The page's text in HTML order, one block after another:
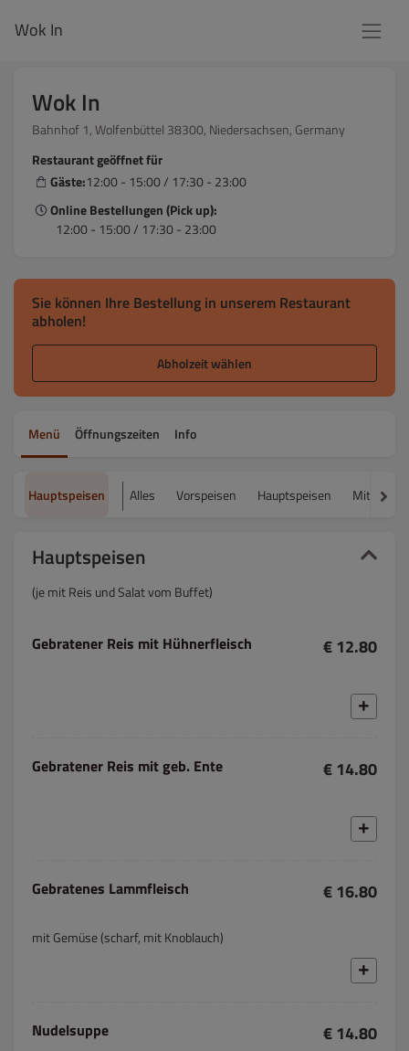
Wok In
Wok In
Bahnhof 1, Wolfenbüttel 38300, Niedersachsen, Germany
Restaurant geöffnet für
Gäste:12:00 - 15:00 / 17:30 - 23:00
Online Bestellungen (Pick up):
12:00 - 15:00 / 17:30 - 23:00
Sie können Ihre Bestellung in unserem Restaurant
abholen!
Abholzeit wählen
Menü Öffnungszeiten Info
Hauptspeisen Alles Vorspeisen Hauptspeisen
Hauptspeisen
(je mit Reis und Salat vom Buffet)
Gebratener Reis mit Hühnerfleisch € 12.80
Gebratener Reis mit geb. Ente € 14.80
Gebratenes Lammfleisch € 16.80
mit Gemüse (scharf, mit Knoblauch)
Nudelsuppe € 14.80